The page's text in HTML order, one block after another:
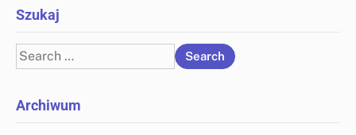
Szukaj
Search
for:
Archiwum